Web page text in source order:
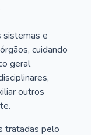
sistemas e
cuidando
geral
outros
tratadas pelo